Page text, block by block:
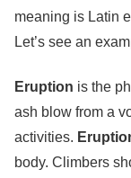
meaning is Latin
Let’s see an
Eruption is the
ash blow from a
activities.
body. Climbers